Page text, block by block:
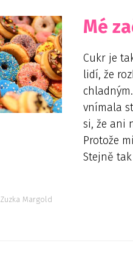
Mé
Cukr je
lidí, že
vnímala
si, že ani
Protože
Stejně tak
Zuzka Margold